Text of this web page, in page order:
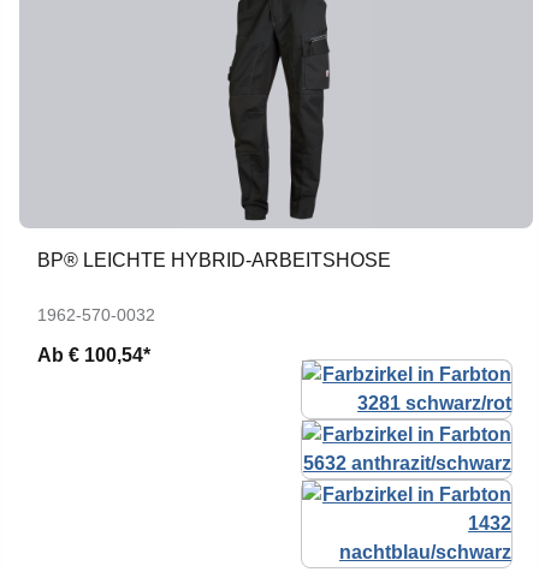
BP® LEICHTE HYBRID-ARBEITSHOSE
1962-570-0032
Ab € 100,54*